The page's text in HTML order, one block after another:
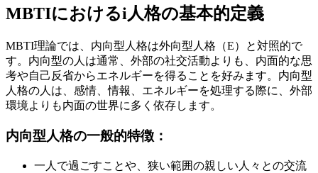
MBTIにおけるi人格の基本的定義
MBTI理論では、内向型人格は外向型人格（E）と対照的で
す。内向型の人は通常、外部の社交活動よりも、内面的な思
考や自己反省からエネルギーを得ることを好みます。内向型
人格の人は、感情、情報、エネルギーを処理する際に、外部
環境よりも内面の世界に多く依存します。
内向型人格の一般的特徴：
一人で過ごすことや、狭い範囲の親しい人々との交流